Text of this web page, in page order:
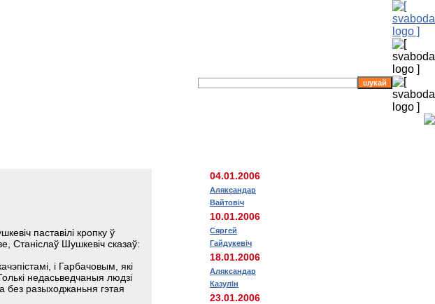
паставілі кропку ў
Станіслаў Шушкевіч сказаў:
і Гарбачовым, які
недасьведчаныя людзі
без разыходжаньня гэтая
04.01.2006
Аляксандар
Вайтовіч
10.01.2006
Сяргей
Гайдукевіч
18.01.2006
Аляксандар
Казулін
23.01.2006